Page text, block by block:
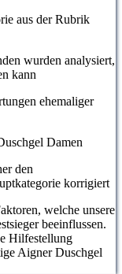
aus der Rubrik
wurden analysiert,
kann
ehemaliger
Damen
den
korrigiert
welche unsere
beeinflussen.
Hilfestellung
Aigner Duschgel